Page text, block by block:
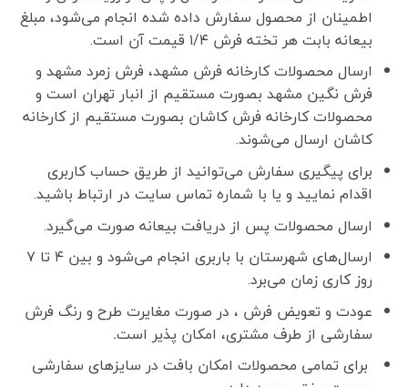
اطمینان از محصول سفارش داده شده انجام می‌شود، مبلغ
بیعانه بابت هر تخته فرش ۱/۴ قیمت آن است.
ارسال محصولات کارخانه فرش مشهد، فرش زمرد مشهد و
فرش نگین مشهد بصورت مستقیم از انبار تهران است و
محصولات کارخانه فرش کاشان بصورت مستقیم از کارخانه
کاشان ارسال می‌شوند.
برای پیگیری سفارش می‌توانید از طریق حساب کاربری
اقدام نمایید و یا با شماره تماس سایت در ارتباط باشید.
ارسال محصولات پس از دریافت بیعانه صورت می‌گیرد.
ارسال‌های شهرستان با باربری انجام می‌شود و بین ۴ تا ۷
روز کاری زمان می‌برد.
عودت و تعویض فرش ، در صورت مغایرت طرح و رنگ فرش
سفارشی از طرف مشتری، امکان پذیر است.
برای تمامی محصولات امکان بافت در سایزهای سفارشی